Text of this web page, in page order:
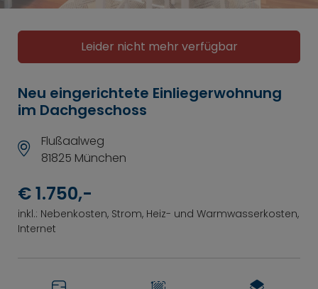
Leider nicht mehr verfügbar
Neu eingerichtete Einliegerwohnung
im Dachgeschoss
Flußaalweg
81825 München
€ 1.750,-
inkl.: Nebenkosten, Strom, Heiz- und Warmwasserkosten,
Internet